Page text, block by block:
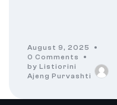
August 9, 2025
0 Comments
by Listiorini
Ajeng Purvashti